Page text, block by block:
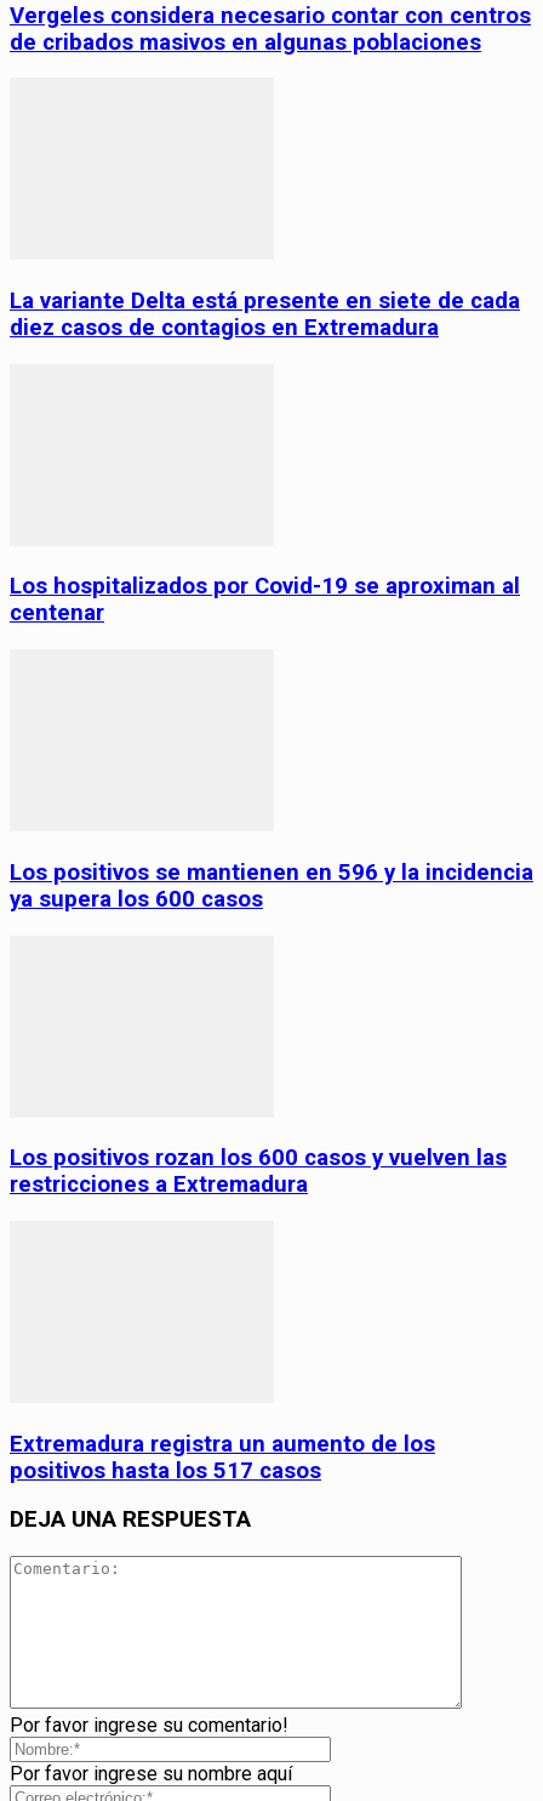
Vergeles considera necesario contar con centros
de cribados masivos en algunas poblaciones
La variante Delta está presente en siete de cada
diez casos de contagios en Extremadura
Los hospitalizados por Covid-19 se aproximan al
centenar
Los positivos se mantienen en 596 y la incidencia
ya supera los 600 casos
Los positivos rozan los 600 casos y vuelven las
restricciones a Extremadura
Extremadura registra un aumento de los
positivos hasta los 517 casos
DEJA UNA RESPUESTA
Por favor ingrese su comentario!
Por favor ingrese su nombre aquí